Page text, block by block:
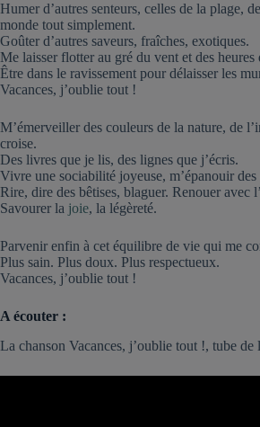
Humer d’autres senteurs, celles de la plage,
monde tout simplement.
Goûter d’autres saveurs, fraîches, exotiques.
Me laisser flotter au gré du vent et des heures
Être dans le ravissement pour délaisser les
Vacances, j’oublie tout !
M’émerveiller des couleurs de la nature, de
croise.
Des livres que je lis, des lignes que j’écris.
Vivre une sociabilité joyeuse, m’épanouir
Rire, dire des bêtises, blaguer. Renouer avec
Savourer la joie, la légèreté.
Parvenir enfin à cet équilibre de vie qui me
Plus sain. Plus doux. Plus respectueux.
Vacances, j’oublie tout !
A écouter :
La chanson Vacances, j’oublie tout !, tube de